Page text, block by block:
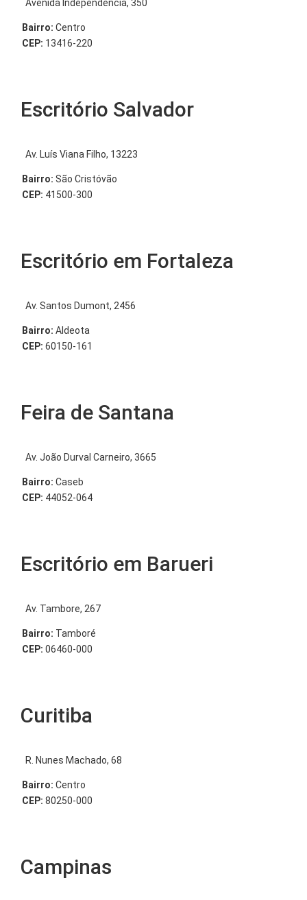
Avenida Independência, 350
Bairro: Centro
CEP: 13416-220
Escritório Salvador
Av. Luís Viana Filho, 13223
Bairro: São Cristóvão
CEP: 41500-300
Escritório em Fortaleza
Av. Santos Dumont, 2456
Bairro: Aldeota
CEP: 60150-161
Feira de Santana
Av. João Durval Carneiro, 3665
Bairro: Caseb
CEP: 44052-064
Escritório em Barueri
Av. Tambore, 267
Bairro: Tamboré
CEP: 06460-000
Curitiba
R. Nunes Machado, 68
Bairro: Centro
CEP: 80250-000
Campinas